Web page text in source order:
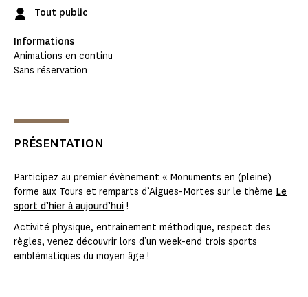
Tout public
Informations
Animations en continu
Sans réservation
PRÉSENTATION
Participez au premier évènement « Monuments en (pleine)
forme aux Tours et remparts d’Aigues-Mortes sur le thème Le
sport d’hier à aujourd’hui !
Activité physique, entrainement méthodique, respect des
règles, venez découvrir lors d’un week-end trois sports
emblématiques du moyen âge !